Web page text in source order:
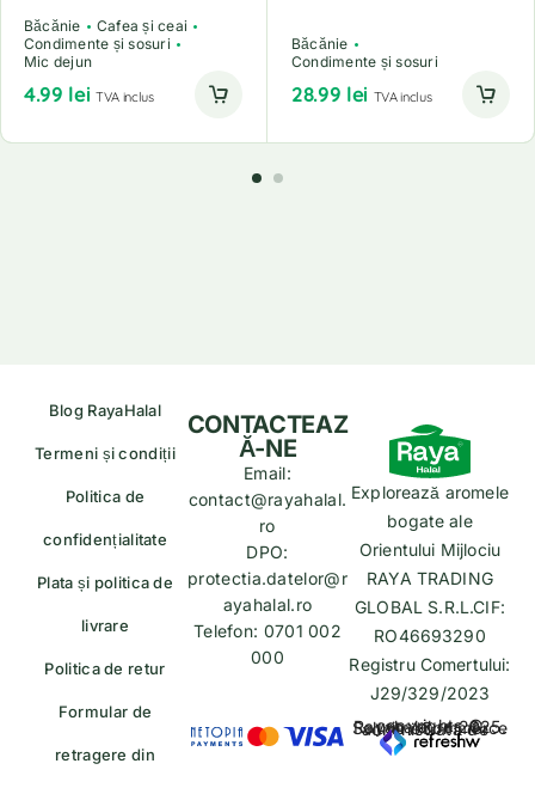
Băcănie
Cafea și ceai
Condimente și sosuri
Mic dejun
4.99 lei TVA inclus
Băcănie
Condimente și sosuri
28.99 lei TVA inclus
Blog RayaHalal
Termeni și condiții
Politica de
confidențialitate
Plata și politica de
livrare
Politica de retur
Formular de
retragere din
Explorează aromele
bogate ale
Orientului Mijlociu
RAYA TRADING
GLOBAL S.R.L.CIF:
RO46693290
Registru Comertului:
J29/329/2023
copyrights © Rayahalal.ro 2025. Soluție eCommerce administrată de
CONTACTEAZ
Ă-NE
Email:
contact@rayahalal.
ro
DPO:
protectia.datelor@r
ayahalal.ro
Telefon: 0701 002
000